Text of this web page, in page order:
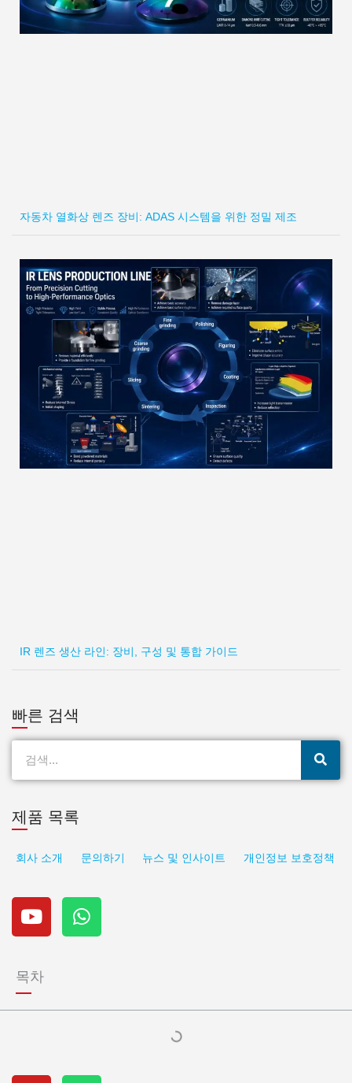
자동차 열화상 렌즈 장비: ADAS 시스템을 위한 정밀 제조
IR 렌즈 생산 라인: 장비, 구성 및 통합 가이드
빠른 검색
제품 목록
회사 소개 문의하기 뉴스 및 인사이트 개인정보 보호정책
유
튜
브
W
h
a
p
목차
유
W